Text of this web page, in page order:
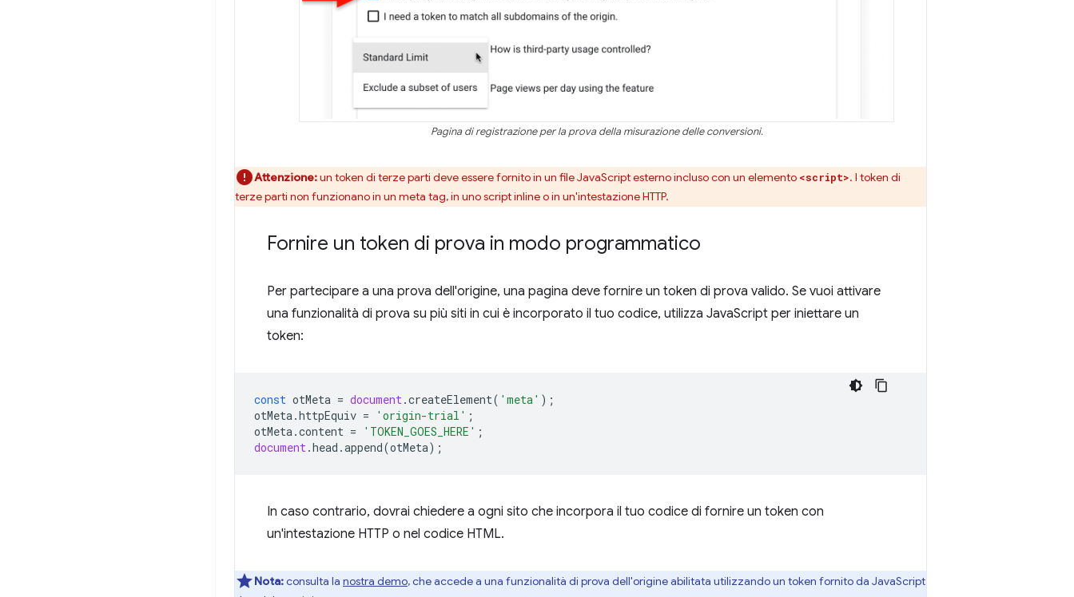
Pagina di registrazione per la prova della misurazione delle conversioni.
Attenzione:un token di terze parti deve essere fornito in un file JavaScript esterno incluso con un elemento <script>. I token di
terze parti non funzionano in un meta tag, in uno script inline o in un'intestazione HTTP.
Fornire un token di prova in modo programmatico
Per partecipare a una prova dell'origine, una pagina deve fornire un token di prova valido. Se vuoi attivare
una funzionalità di prova su più siti in cui è incorporato il tuo codice, utilizza JavaScript per iniettare un
token:
const otMeta = document.createElement( 'meta' );
otMeta.httpEquiv = 'origin-trial' ;
otMeta.content = 'TOKEN_GOES_HERE' ;
document.head .append(otMeta);
In caso contrario, dovrai chiedere a ogni sito che incorpora il tuo codice di fornire un token con
un'intestazione HTTP o nel codice HTML.
Nota:consulta la nostra demo, che accede a una funzionalità di prova dell'origine abilitata utilizzando un token fornito da JavaScript